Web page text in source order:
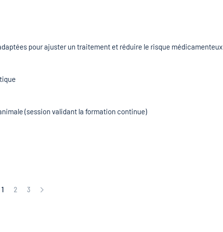
pour ajuster un traitement et réduire le risque médicamenteux
(session validant la formation continue)
1 2 3